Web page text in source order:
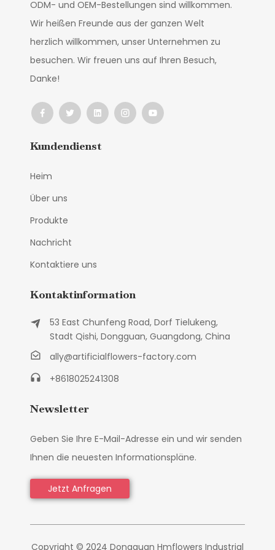
ODM- und OEM-Bestellungen sind willkommen.
Wir heißen Freunde aus der ganzen Welt
herzlich willkommen, unser Unternehmen zu
besuchen. Wir freuen uns auf Ihren Besuch,
Danke!
Kundendienst
Heim
Über uns
Produkte
Nachricht
Kontaktiere uns
Kontaktinformation
53 East Chunfeng Road, Dorf Tielukeng,
Stadt Qishi, Dongguan, Guangdong, China
ally@artificialflowers-factory.com
+8618025241308
Newsletter
Geben Sie Ihre E-Mail-Adresse ein und wir senden
Ihnen die neuesten Informationspläne.
Jetzt Anfragen
Copyright © 2024 Dongguan Hmflowers Industrial